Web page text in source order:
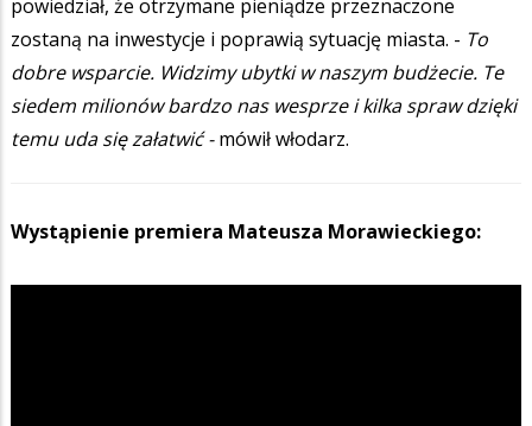
powiedział, że otrzymane pieniądze przeznaczone
zostaną na inwestycje i poprawią sytuację miasta. - To
dobre wsparcie. Widzimy ubytki w naszym budżecie. Te
siedem milionów bardzo nas wesprze i kilka spraw dzięki
temu uda się załatwić -mówił włodarz.
Wystąpienie premiera Mateusza Morawieckiego: